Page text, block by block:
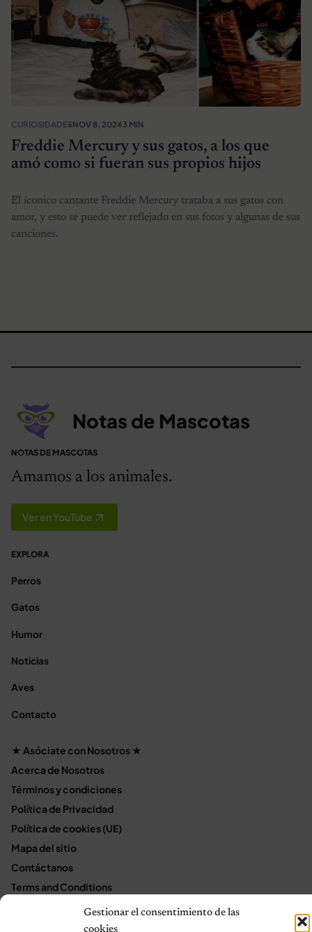
Gestionar el consentimiento de las
cookies
CURIOSIDADESNOV 8, 20243 MIN
Freddie Mercury y sus gatos, a los que
amó como si fueran sus propios hijos
El íconico cantante Freddie Mercury trataba a sus gatos con
amor, y esto se puede ver reflejado en sus fotos y algunas de sus
canciones.
Notas de Mascotas
NOTAS DE MASCOTAS
Amamos a los animales.
Ver en YouTube
EXPLORA
Perros
Gatos
Humor
Noticias
Aves
Contacto
★ Asóciate con Nosotros ★
Acerca de Nosotros
Términos y condiciones
Política de Privacidad
Política de cookies (UE)
Mapa del sitio
Contáctanos
Terms and Conditions